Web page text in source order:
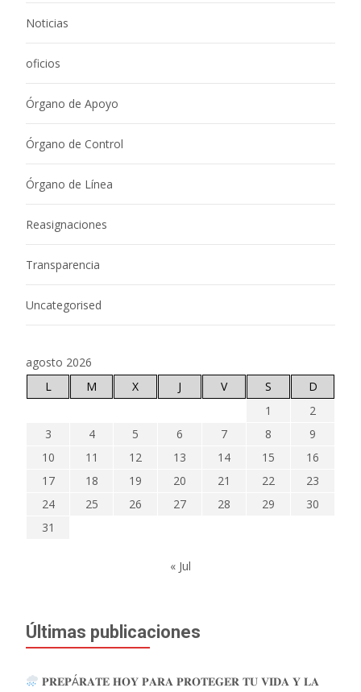
Noticias
oficios
Órgano de Apoyo
Órgano de Control
Órgano de Línea
Reasignaciones
Transparencia
Uncategorised
agosto 2026
L
M X J V S
D
1
2
3
4 5 6 7 8
9
10
11 12 13 14 15
16
17
18 19 20 21 22
23
24
25 26 27 28 29
30
31
« Jul
Últimas publicaciones
𝐏𝐑𝐄𝐏Á𝐑𝐀𝐓𝐄 𝐇𝐎𝐘 𝐏𝐀𝐑𝐀 𝐏𝐑𝐎𝐓𝐄𝐆𝐄𝐑 𝐓𝐔 𝐕𝐈𝐃𝐀 𝐘 𝐋𝐀